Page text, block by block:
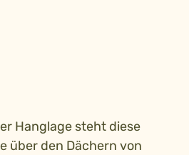
Hanglage steht diese
über den Dächern von